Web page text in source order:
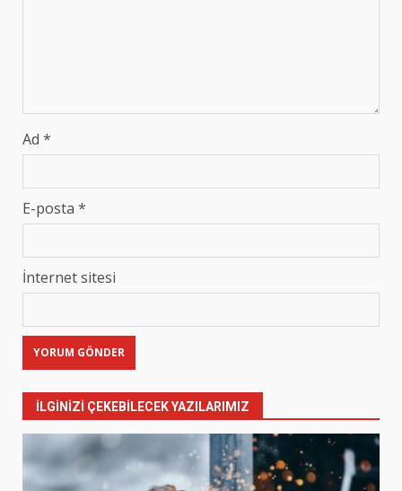
Ad *
E-posta *
İnternet sitesi
İLGINIZI ÇEKEBILECEK YAZILARIMIZ